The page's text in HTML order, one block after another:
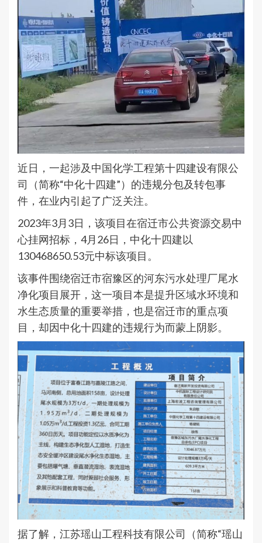
近日，一起涉及中国化学工程第十四建设有限公
司（简称“中化十四建”）的违规分包及转包事
件，在业内引起了广泛关注。
2023年3月3日，该项目在宿迁市公共资源交易中
心挂网招标，4月26日，中化十四建以
130468650.53元中标该项目。
该事件围绕宿迁市宿豫区的河东污水处理厂尾水
净化项目展开，这一项目本是提升区域水环境和
水生态质量的重要举措，也是宿迁市的重点项
目，却因中化十四建的违规行为而蒙上阴影。
据了解，江苏瑶山工程科技有限公司（简称“瑶山